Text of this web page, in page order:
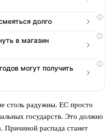
i
долго
i
в магазин
i
могут получить
столь радужны. ЕС просто
государств. Это должно
Причиной распада станет